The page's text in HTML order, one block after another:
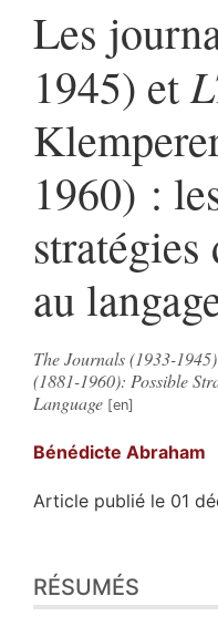
Les
1945) et
1960) :
stratégies
au
The Journals (1933-
(1881-1960): Possible
Language
Bénédicte Abraham
Article publié le 01
Plan
Texte
RÉSUMÉS